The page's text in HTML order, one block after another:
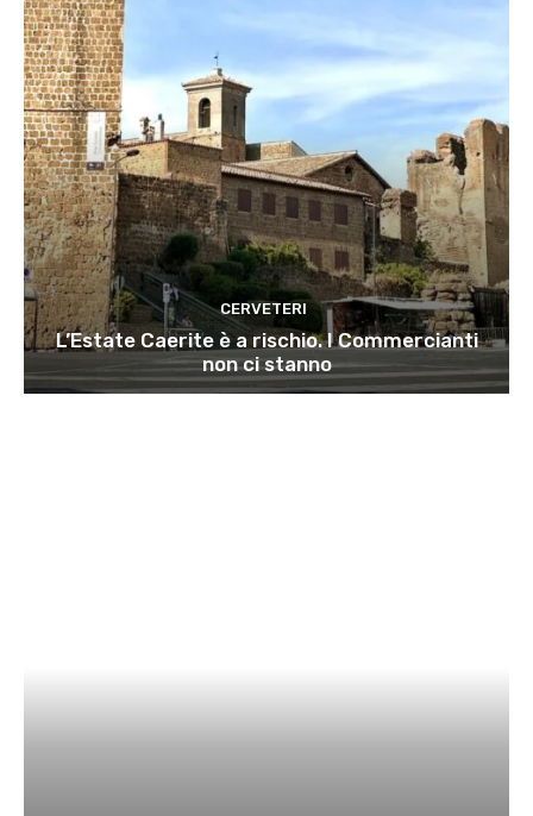
CERVETERI
L’Estate Caerite è a rischio. I Commercianti
non ci stanno